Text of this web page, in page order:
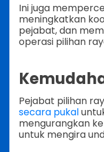
Ini juga
meningkatkan
pejabat, dan
operasi pilihan
Pejabat pilihan
secara pukal
mengurangkan
untuk mengira